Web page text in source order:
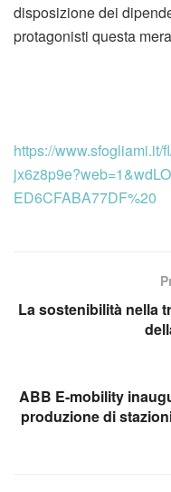
disposizione dei
protagonisti questa
https://
ED6CFABA77DF%20
La sostenibilità nella
ABB E-mobility
produzione di